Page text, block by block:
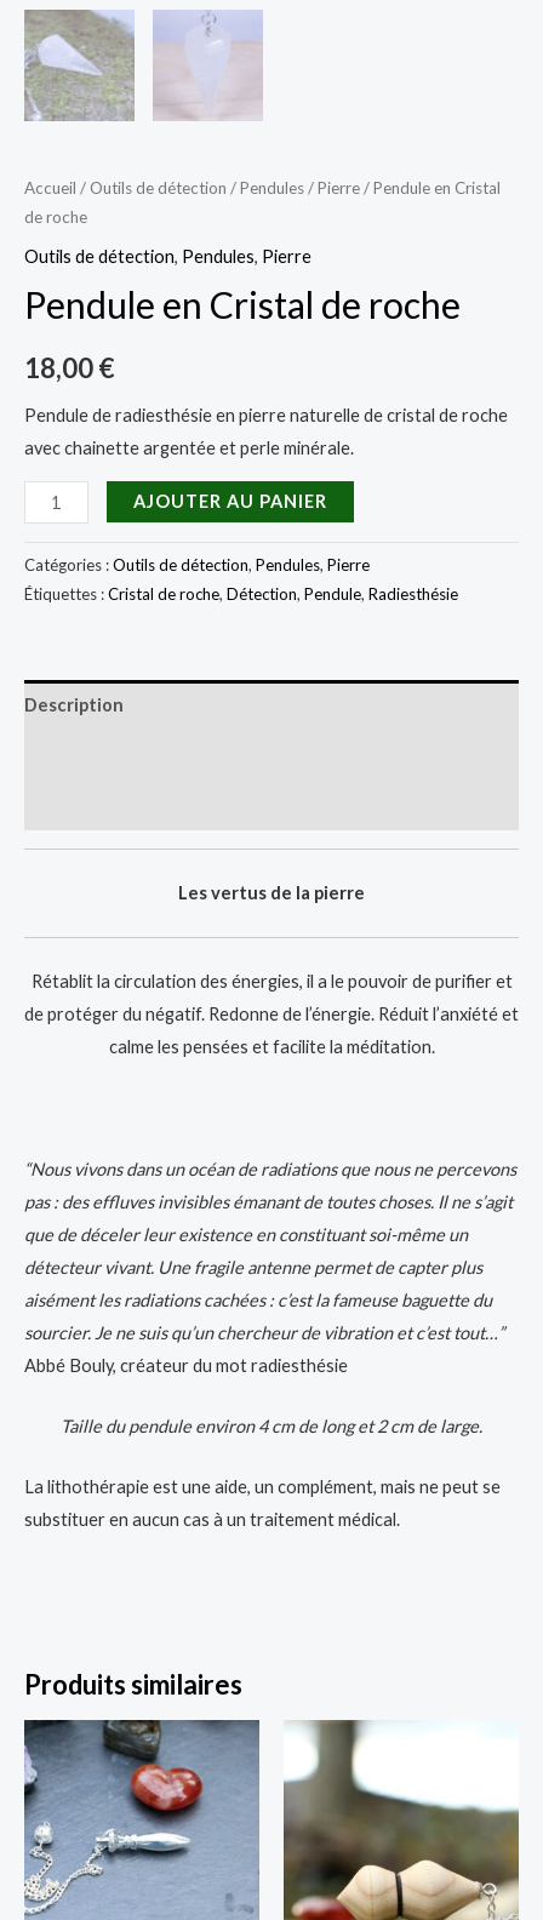
Accueil / Outils de détection /Pendules/Pierre/ Pendule en Cristal
de roche
Outils de détection, Pendules, Pierre
Pendule en Cristal de roche
18,00€
Pendule de radiesthésie en pierre naturelle de cristal de roche
avec chainette argentée et perle minérale.
quantité
de
Pendule
en
AJOUTER AU PANIER
Catégories :Outils de détection, Pendules, Pierre
Étiquettes :Cristal de roche, Détection, Pendule, Radiesthésie
Description
Les vertus de la pierre
Rétablit la circulation des énergies, il a le pouvoir de purifier et
de protéger du négatif. Redonne de l’énergie. Réduit l’anxiété et
calme les pensées et facilite la méditation.
“Nous vivons dans un océan de radiations que nous ne percevons
pas : des effluves invisibles émanant de toutes choses. Il ne s’agit
que de déceler leur existence en constituant soi-même un
détecteur vivant. Une fragile antenne permet de capter plus
aisément les radiations cachées : c’est la fameuse baguette du
sourcier. Je ne suis qu’un chercheur de vibration et c’est tout…”
Abbé Bouly, créateur du mot radiesthésie
Taille du pendule environ 4 cm de long et 2 cm de large.
La lithothérapie est une aide, un complément, mais ne peut se
substituer en aucun cas à un traitement médical.
Produits similaires